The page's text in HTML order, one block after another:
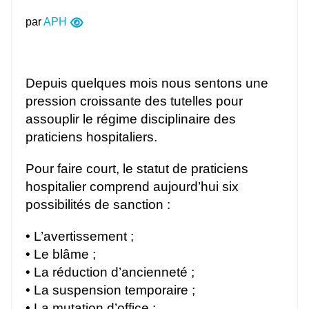
parAPH
Depuis quelques mois nous sentons une
pression croissante des tutelles pour
assouplir le régime disciplinaire des
praticiens hospitaliers.
Pour faire court, le statut de praticiens
hospitalier comprend aujourd’hui six
possibilités de sanction :
• L’avertissement ;
• Le blâme ;
• La réduction d’ancienneté ;
• La suspension temporaire ;